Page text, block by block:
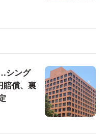
シング
賠償、裏